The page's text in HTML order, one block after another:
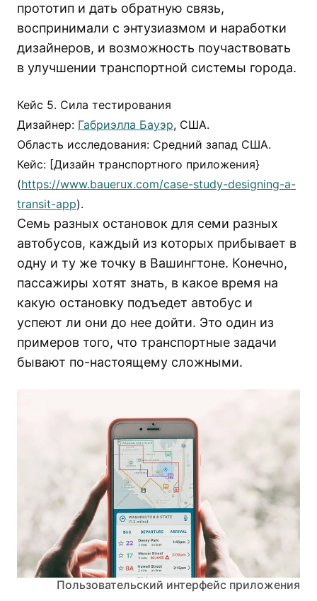
прототип и дать обратную связь,
воспринимали с энтузиазмом и наработки
дизайнеров, и возможность поучаствовать
в улучшении транспортной системы города.
Кейс 5. Сила тестирования
Дизайнер: Габриэлла Бауэр, США.
Область исследования: Средний запад США.
Кейс: [Дизайн транспортного приложения}
(https://www.bauerux.com/case-study-designing-a-
transit-app).
Семь разных остановок для семи разных
автобусов, каждый из которых прибывает в
одну и ту же точку в Вашингтоне. Конечно,
пассажиры хотят знать, в какое время на
какую остановку подъедет автобус и
успеют ли они до нее дойти. Это один из
примеров того, что транспортные задачи
бывают по-настоящему сложными.
Пользовательский интерфейс приложения